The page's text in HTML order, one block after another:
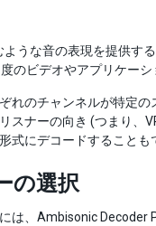
うな音の表現を提供す
のビデオやアプリケーシ
のチャンネルが特定
ナーの向き (つまり、
式にデコードすることも
の選択
、Ambisonic Decoder